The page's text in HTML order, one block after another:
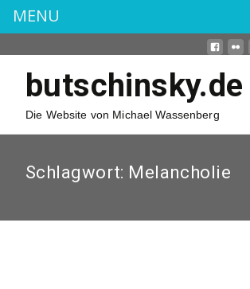
butschinsky.de
Die Website von Michael Wassenberg
Schlagwort: Melancholie
MENU